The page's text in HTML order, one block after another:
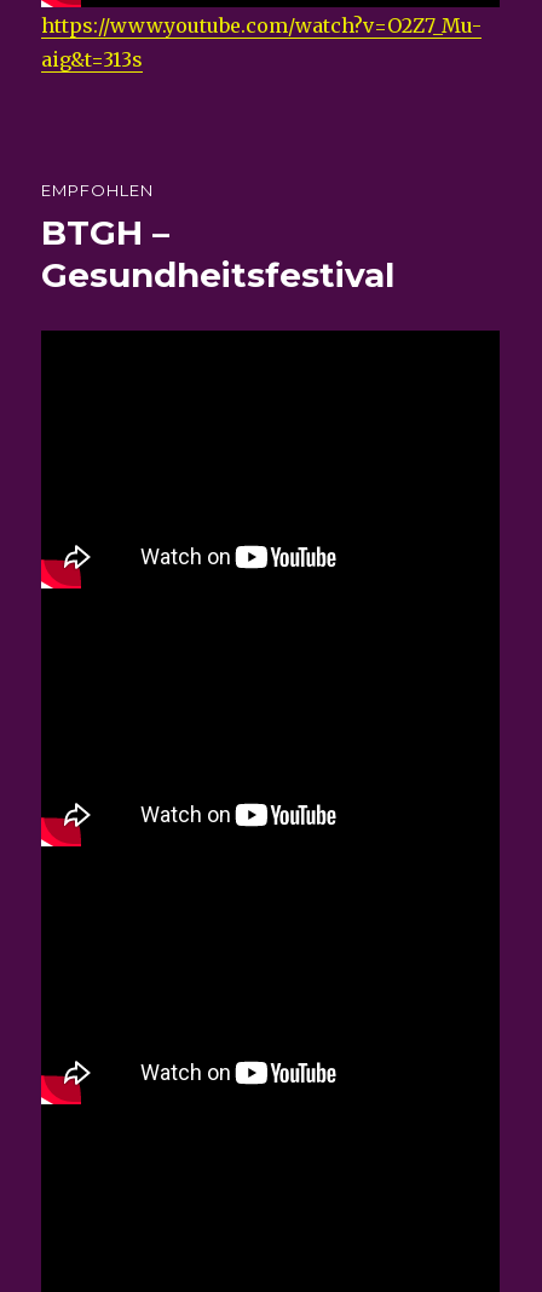
https://www.youtube.com/watch?v=O2Z7_Mu-
aig&t=313s
EMPFOHLEN
BTGH –
Gesundheitsfestival